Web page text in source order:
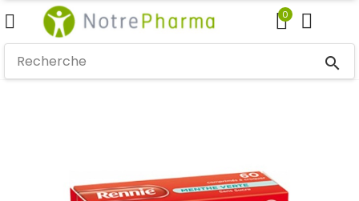
0
search